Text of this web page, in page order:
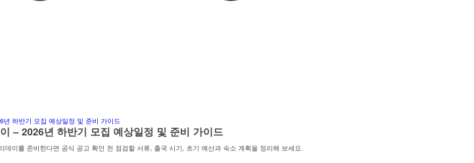
– 2026년 하반기 모집 예상일정 및 준비 가이드
데이를 준비한다면 공식 공고 확인 전 점검할 서류, 출국 시기, 초기 예산과 숙소 계획을 정리해 보세요.